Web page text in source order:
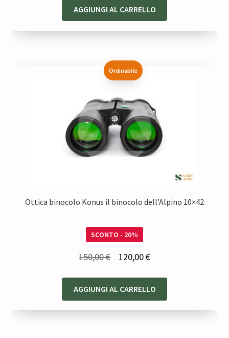
originale
era:
attuale
è:
AGGIUNGI AL CARRELLO
Ordinabile
Ottica binocolo Konus il binocolo dell’Alpino 10×42
SCONTO - 20%
150,00€
originale
era:
120,00€Il
attuale
è:
AGGIUNGI AL CARRELLO